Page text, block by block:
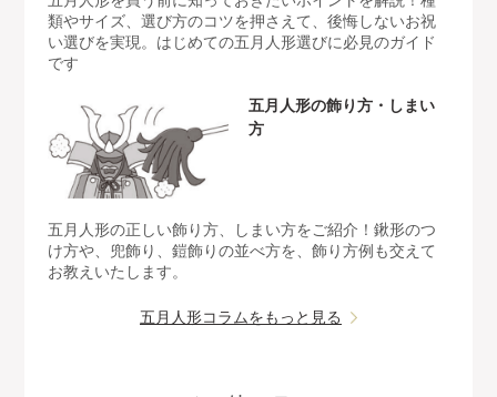
類やサイズ、選び方のコツを押さえて、後悔しないお祝
い選びを実現。はじめての五月人形選びに必見のガイド
です
五月人形の飾り方・しまい
方
五月人形の正しい飾り方、しまい方をご紹介！鍬形のつ
け方や、兜飾り、鎧飾りの並べ方を、飾り方例も交えて
お教えいたします。
五月人形コラムをもっと見る